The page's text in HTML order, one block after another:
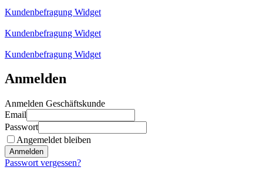
Kundenbefragung Widget
Kundenbefragung Widget
Kundenbefragung Widget
Anmelden
Anmelden Geschäftskunde
Email
Passwort
Angemeldet bleiben
Anmelden
Passwort vergessen?